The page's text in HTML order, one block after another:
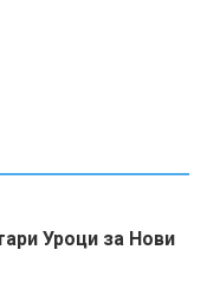
Уроци за Нови